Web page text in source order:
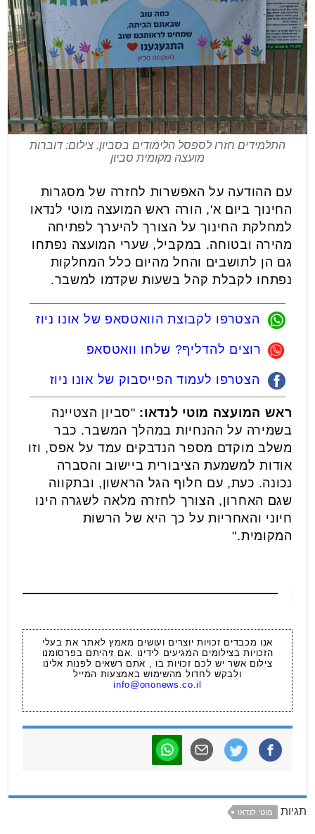
התלמידים חזרו לספסל הלימודים בסביון. צילום: דוברות
מועצה מקומית סביון
עם ההודעה על האפשרות לחזרה של מסגרות
החינוך ביום א', הורה ראש המועצה מוטי לנדאו
למחלקת החינוך על הצורך להיערך לפתיחה
מהירה ובטוחה. במקביל, שערי המועצה נפתחו
גם הן לתושבים והחל מהיום כלל המחלקות
נפתחו לקבלת קהל בשעות שקדמו למשבר.
הצטרפו לקבוצת הוואטסאפ של אונו ניוז
רוצים להדליף? שלחו וואטסאפ
הצטרפו לעמוד הפייסבוק של אונו ניוז
ראש המועצה מוטי לנדאו: "סביון הצטיינה
בשמירה על ההנחיות במהלך המשבר. כבר
משלב מוקדם מספר הנדבקים עמד על אפס, וזו
אודות למשמעת הציבורית ביישוב והסברה
נכונה. כעת, עם חלוף הגל הראשון, ובתקווה
שגם האחרון, הצורך לחזרה מלאה לשגרה הינו
חיוני והאחריות על כך היא של הרשות
המקומית."
אנו מכבדים זכויות יוצרים ועושים מאמץ לאתר את בעלי
הזכויות בצילומים המגיעים לידינו .אם זיהיתם בפרסומנו
צילום אשר יש לכם זכויות בו , אתם רשאים לפנות אלינו
ולבקש לחדול מהשימוש באמצעות המייל
info@ononews.co.il
תגיות מוטי לנדאו